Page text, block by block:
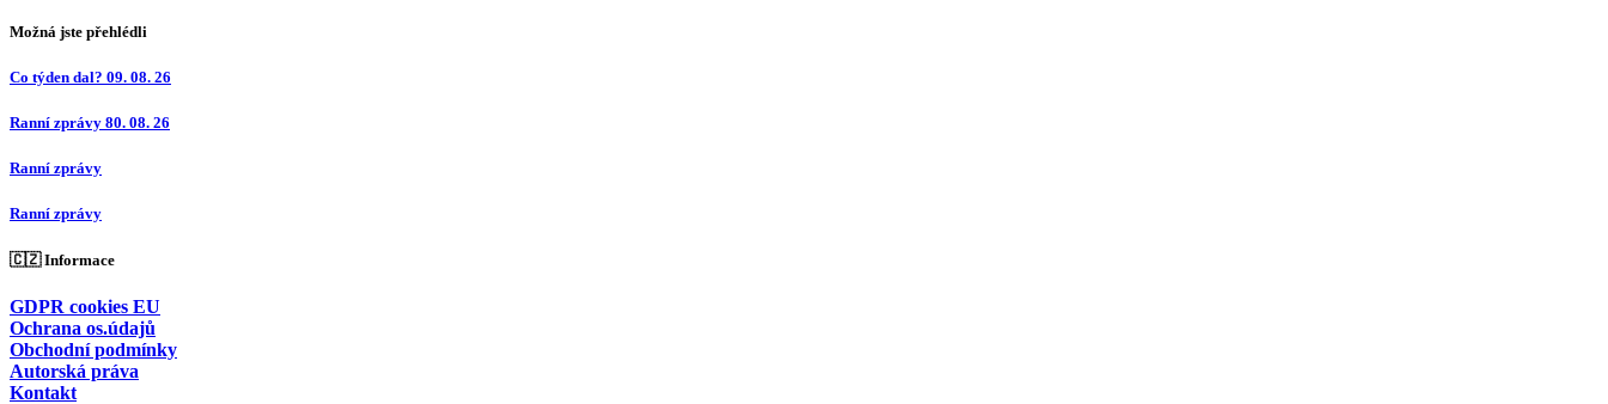
Možná jste přehlédli
Co týden dal? 09. 08. 26
Ranní zprávy 80. 08. 26
Ranní zprávy
Ranní zprávy
🇨🇿 Informace
GDPR cookies EU
Ochrana os.údajů
Obchodní podmínky
Autorská práva
Kontakt